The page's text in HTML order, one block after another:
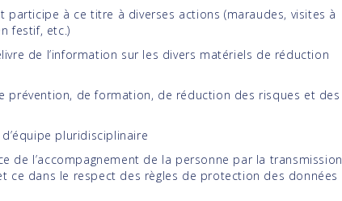
participe à ce titre à diverses actions (maraudes, visites à
festif, etc.)
de l’information sur les divers matériels de réduction
prévention, de formation, de réduction des risques et des
pluridisciplinaire
de l’accompagnement de la personne par la transmission
ce dans le respect des règles de protection des données